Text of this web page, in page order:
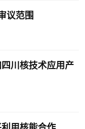
议范围
川核技术应用产